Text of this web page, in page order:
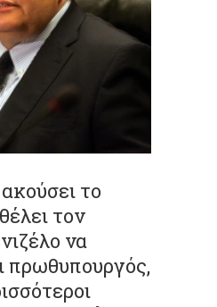
το
τον
να
πρωθυπουργός,